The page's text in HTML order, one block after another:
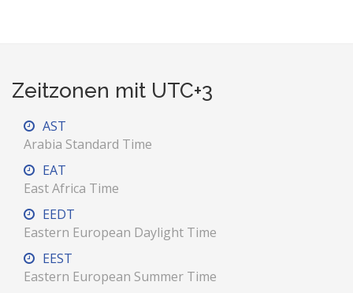
Zeitzonen mit UTC+3
AST
Arabia Standard Time
EAT
East Africa Time
EEDT
Eastern European Daylight Time
EEST
Eastern European Summer Time